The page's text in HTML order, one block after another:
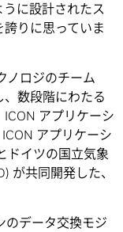
に設計されたス
りに思っていま
ノロジのチーム
数段階にわたる
アプリケーシ
アプリケーシ
ドイツの国立気象
が共同開発した、
データ交換モジ